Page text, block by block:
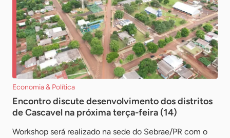
Economia & Política
Encontro discute desenvolvimento dos distritos
de Cascavel na próxima terça-feira (14)
Workshop será realizado na sede do Sebrae/PR com o